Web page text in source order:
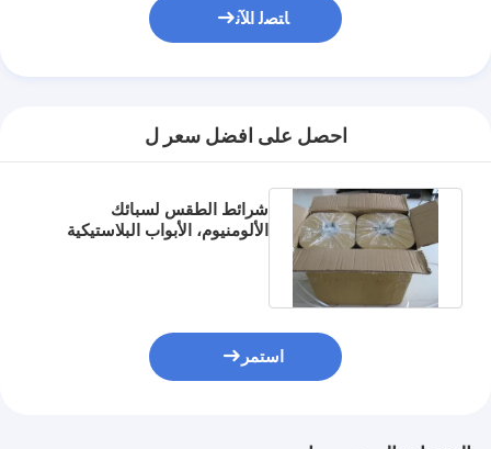
ﺎﺘﺼﻟ ﺍﻶﻧ
احصل على افضل سعر ل
شرائط الطقس لسبائك
الألومنيوم، الأبواب البلاستيكية
استمر